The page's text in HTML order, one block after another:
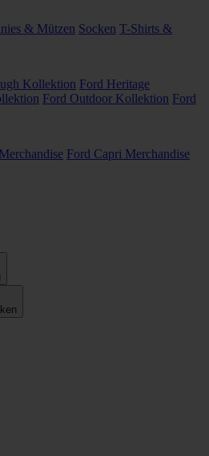
& Mützen Socken T-Shirts &
Kollektion Ford Heritage
Ford Outdoor Kollektion Ford
Ford Capri Merchandise